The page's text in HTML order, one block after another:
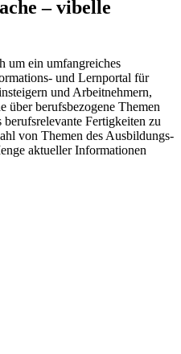
– vibelle
um ein umfangreiches
und Lernportal für
und Arbeitnehmern,
über berufsbezogene Themen
Fertigkeiten zu
von Themen des Ausbildungs-
aktueller Informationen